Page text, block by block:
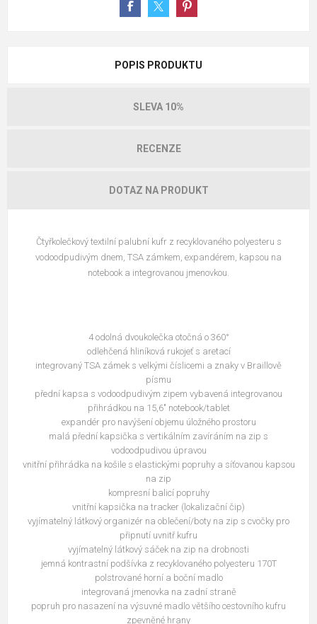
POPIS PRODUKTU
SLEVA 10%
RECENZE
DOTAZ NA PRODUKT
Čtyřkolečkový textilní palubní kufr z recyklovaného polyesteru s
vodoodpudivým dnem, TSA zámkem, expandérem, kapsou na
notebook a integrovanou jmenovkou.
4 odolná dvoukolečka otočná o 360°
odlehčená hliníková rukojeť s aretací
integrovaný TSA zámek s velkými číslicemi a znaky v Braillově
písmu
přední kapsa s vodoodpudivým zipem vybavená integrovanou
přihrádkou na 15,6" notebook/tablet
expandér pro navýšení objemu úložného prostoru
malá přední kapsička s vertikálním zavíráním na zip s
vodoodpudivou úpravou
vnitřní přihrádka na košile s elastickými popruhy a síťovanou kapsou
na zip
kompresní balicí popruhy
vnitřní kapsička na tracker (lokalizační čip)
vyjímatelný látkový organizér na oblečení/boty na zip s cvočky pro
připnutí uvnitř kufru
vyjímatelný látkový sáček na zip na drobnosti
jemná kontrastní podšívka z recyklovaného polyesteru 170T
polstrované horní a boční madlo
integrovaná jmenovka na zadní straně
popruh pro nasazení na výsuvné madlo většího cestovního kufru
zpevněné hrany